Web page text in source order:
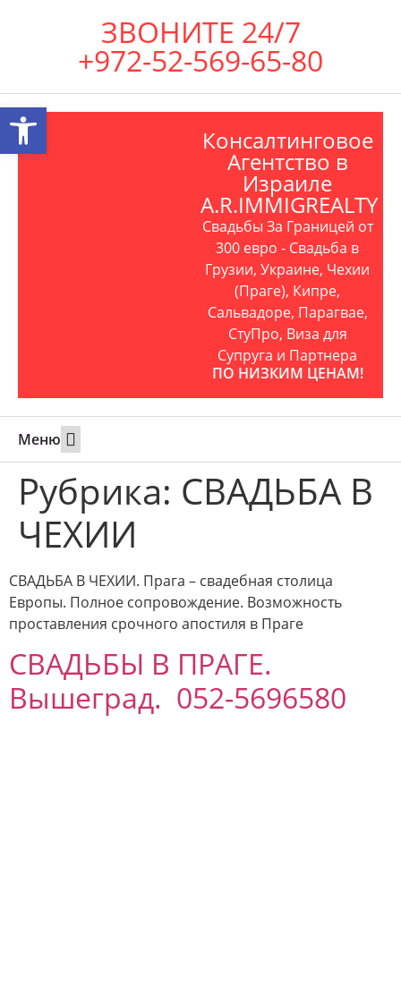
ЗВОНИТЕ 24/7
+972-52-569-65-80
Консалтинговое
Агентство в
Израиле
A.R.IMMIGREALTY
Свадьбы За Границей от
300 евро - Свадьба в
Грузии, Украине, Чехии
(Праге), Кипре,
Сальвадоре, Парагвае,
СтуПро, Виза для
Супруга и Партнера
ПО НИЗКИМ ЦЕНАМ!
Меню
Рубрика: СВАДЬБА В
ЧЕХИИ
СВАДЬБА В ЧЕХИИ. Прага – свадебная столица
Европы. Полное сопровождение. Возможность
проставления срочного апостиля в Праге
СВАДЬБЫ В ПРАГЕ.
Вышеград. 052-5696580
Открыть панель инструментов